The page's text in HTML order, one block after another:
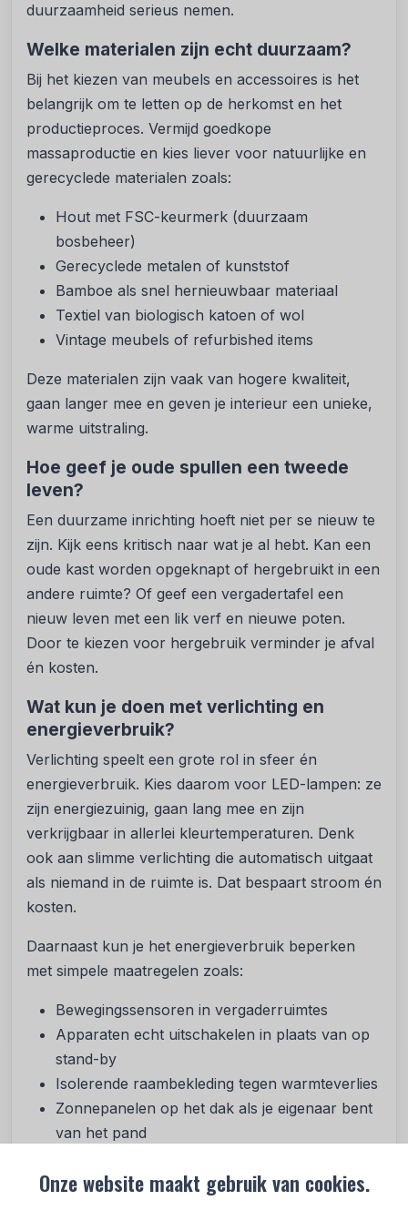
Onze website maakt gebruik van cookies.
duurzaamheid serieus nemen.
Welke materialen zijn echt duurzaam?
Bij het kiezen van meubels en accessoires is het
belangrijk om te letten op de herkomst en het
productieproces. Vermijd goedkope
massaproductie en kies liever voor natuurlijke en
gerecyclede materialen zoals:
Hout met FSC-keurmerk (duurzaam
bosbeheer)
Gerecyclede metalen of kunststof
Bamboe als snel hernieuwbaar materiaal
Textiel van biologisch katoen of wol
Vintage meubels of refurbished items
Deze materialen zijn vaak van hogere kwaliteit,
gaan langer mee en geven je interieur een unieke,
warme uitstraling.
Hoe geef je oude spullen een tweede
leven?
Een duurzame inrichting hoeft niet per se nieuw te
zijn. Kijk eens kritisch naar wat je al hebt. Kan een
oude kast worden opgeknapt of hergebruikt in een
andere ruimte? Of geef een vergadertafel een
nieuw leven met een lik verf en nieuwe poten.
Door te kiezen voor hergebruik verminder je afval
én kosten.
Wat kun je doen met verlichting en
energieverbruik?
Verlichting speelt een grote rol in sfeer én
energieverbruik. Kies daarom voor LED-lampen: ze
zijn energiezuinig, gaan lang mee en zijn
verkrijgbaar in allerlei kleurtemperaturen. Denk
ook aan slimme verlichting die automatisch uitgaat
als niemand in de ruimte is. Dat bespaart stroom én
kosten.
Daarnaast kun je het energieverbruik beperken
met simpele maatregelen zoals:
Bewegingssensoren in vergaderruimtes
Apparaten echt uitschakelen in plaats van op
stand-by
Isolerende raambekleding tegen warmteverlies
Zonnepanelen op het dak als je eigenaar bent
van het pand
Waar vind je duurzame
interieuraccessoires?